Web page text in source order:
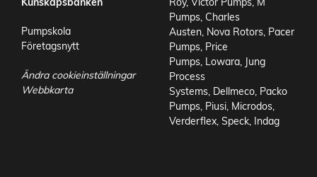
Pumpskola
Företagsnytt
Ändra cookieinställningar
Webbkarta
Pumps, Charles
Austen, Nova Rotors, Pacer
Pumps, Price
Pumps, Lowara, Jung
Process
Systems, Dellmeco, Packo
Pumps, Piusi, Microdos,
Verderflex, Speck, Indag